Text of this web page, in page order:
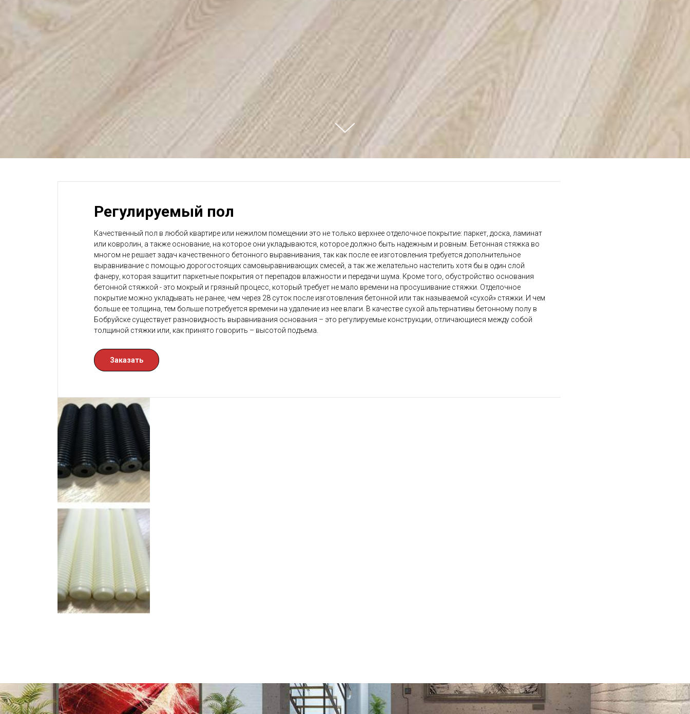
Регулируемый пол
Качественный пол в любой квартире или нежилом помещении это не только верхнее отделочное покрытие: паркет, доска, ламинат
или ковролин, а также основание, на которое они укладываются, которое должно быть надежным и ровным. Бетонная стяжка во
многом не решает задач качественного бетонного выравнивания, так как после ее изготовления требуется дополнительное
выравнивание с помощью дорогостоящих самовыравнивающих смесей, а так же желательно настелить хотя бы в один слой
фанеру, которая защитит паркетные покрытия от перепадов влажности и передачи шума. Кроме того, обустройство основания
бетонной стяжкой - это мокрый и грязный процесс, который требует не мало времени на просушивание стяжки. Отделочное
покрытие можно укладывать не ранее, чем через 28 суток после изготовления бетонной или так называемой «сухой» стяжки. И чем
больше ее толщина, тем больше потребуется времени на удаление из нее влаги. В качестве сухой альтернативы бетонному полу в
Бобруйске существует разновидность выравнивания основания – это регулируемые конструкции, отличающиеся между собой
толщиной стяжки или, как принято говорить – высотой подъема.
Заказать